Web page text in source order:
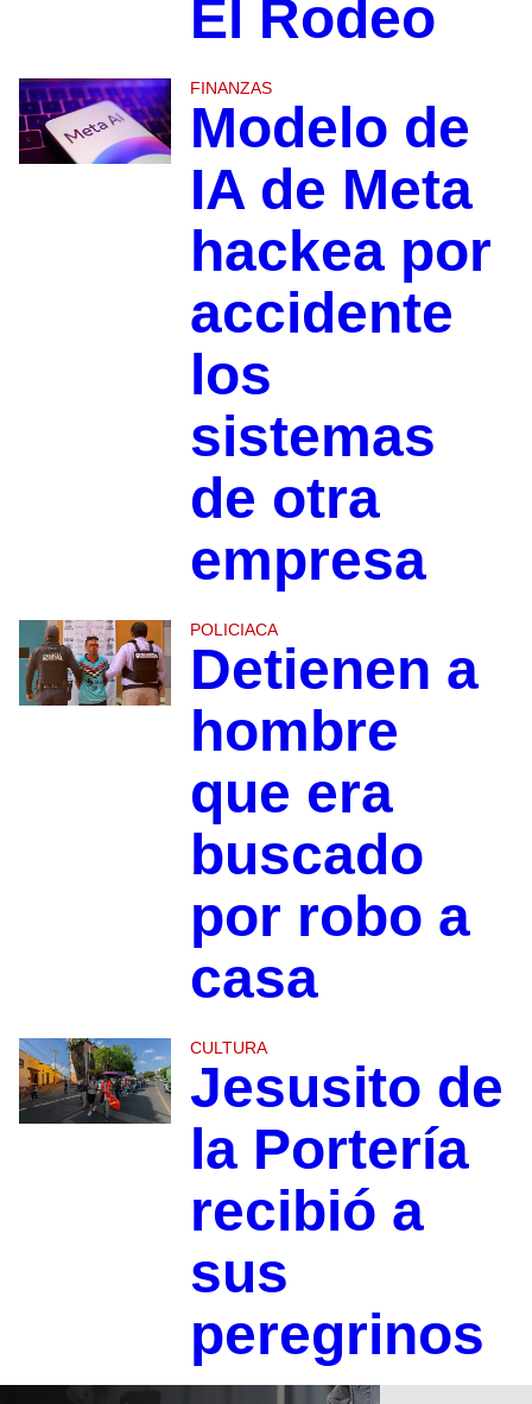
El Rodeo
FINANZAS
Modelo de
IA de Meta
hackea por
accidente
los
sistemas
de otra
empresa
POLICIACA
Detienen a
hombre
que era
buscado
por robo a
casa
CULTURA
Jesusito de
la Portería
recibió a
sus
peregrinos